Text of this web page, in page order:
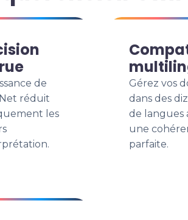
de
réduit
les
Gérez vos
dans des
de langues
une
parfaite.